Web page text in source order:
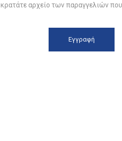
κρατάτε αρχείο των παραγγελιών που